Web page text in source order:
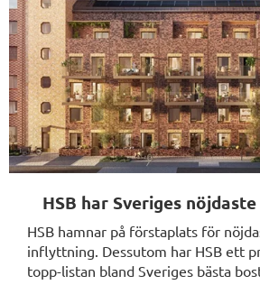
HSB har Sveriges
HSB hamnar på förstaplats för
inflyttning. Dessutom har HSB ett
topp-listan bland Sveriges bästa